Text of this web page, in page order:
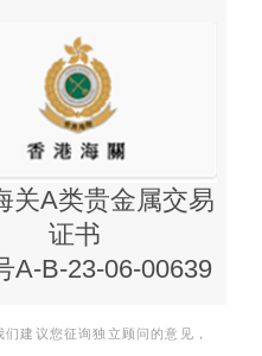
关A类贵金属交易
证书
A-B-23-06-00639
建议您征询独立顾问的意见，